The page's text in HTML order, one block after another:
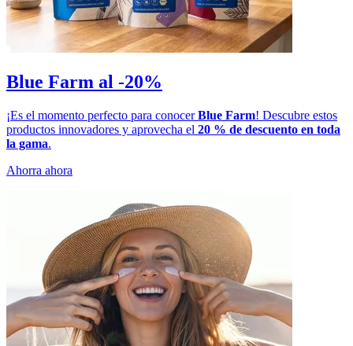
Blue Farm al -20%
¡Es el momento perfecto para conocerBlue Farm! Descubre estos
productos innovadores y aprovecha el 20 % de descuento en toda
la gama.
Ahorra ahora